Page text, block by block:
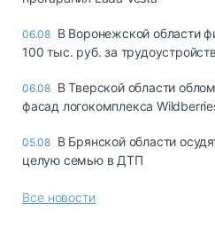
06.08 В Воронежской области
100 тыс. руб. за
06.08 В Тверской области
фасад логокомплекса
05.08 В Брянской области
целую семью в ДТП
Все новости